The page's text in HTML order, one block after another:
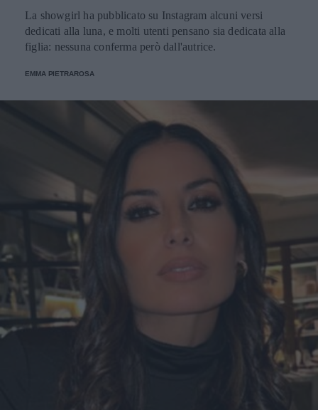
La showgirl ha pubblicato su Instagram alcuni versi
dedicati alla luna, e molti utenti pensano sia dedicata alla
figlia: nessuna conferma però dall'autrice.
EMMA PIETRAROSA